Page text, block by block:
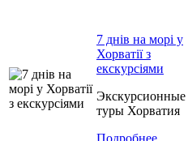
7 днів на морі у
Хорватії з
екскурсіями
Экскурсионные
туры Хорватия
Подробнее